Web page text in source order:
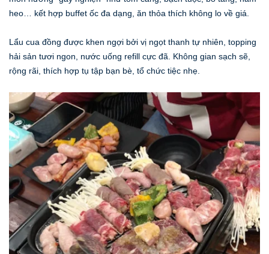
heo… kết hợp buffet ốc đa dạng, ăn thỏa thích không lo về giá.
Lẩu cua đồng được khen ngợi bởi vị ngọt thanh tự nhiên, topping
hải sản tươi ngon, nước uống refill cực đã. Không gian sạch sẽ,
rộng rãi, thích hợp tụ tập bạn bè, tổ chức tiệc nhẹ.